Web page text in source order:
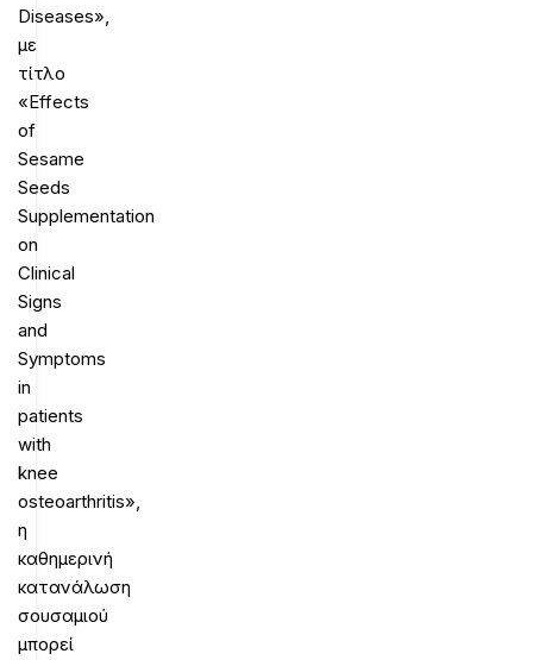
Diseases»,
με
τίτλο
«Effects
of
Sesame
Seeds
Supplementation
on
Clinical
Signs
and
Symptoms
in
patients
with
knee
osteoarthritis»,
η
καθημερινή
κατανάλωση
σουσαμιού
μπορεί